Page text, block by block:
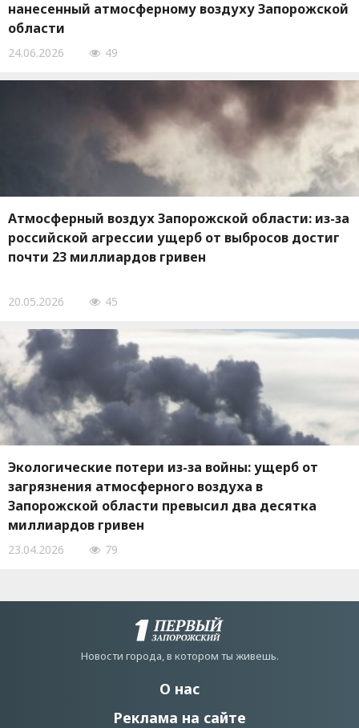
нанесенный атмосферному воздуху Запорожской
области
24.06.2026 49
Атмосферный воздух Запорожской области: из-за
российской агрессии ущерб от выбросов достиг
почти 23 миллиардов гривен
20.05.2026 45
Экологические потери из-за войны: ущерб от
загрязнения атмосферного воздуха в
Запорожской области превысил два десятка
миллиардов гривен
23.04.2026 79
Новости города, в котором ты живешь.
О нас
Реклама на сайте